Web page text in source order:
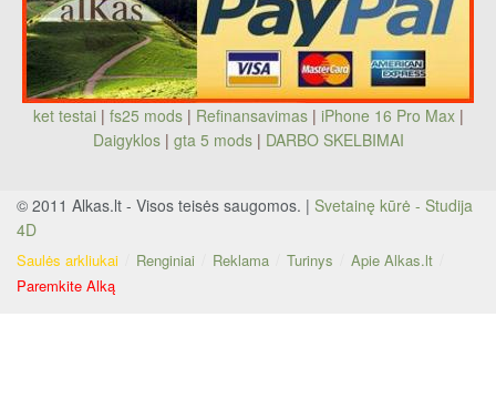
ket testai | fs25 mods| Refinansavimas| iPhone 16 Pro Max|
Daigyklos| gta 5 mods | DARBO SKELBIMAI
© 2011 Alkas.lt - Visos teisės saugomos. | Svetainę kūrė - Studija
4D
Saulės arkliukai Renginiai Reklama Turinys
Apie Alkas.lt
Paremkite Alką